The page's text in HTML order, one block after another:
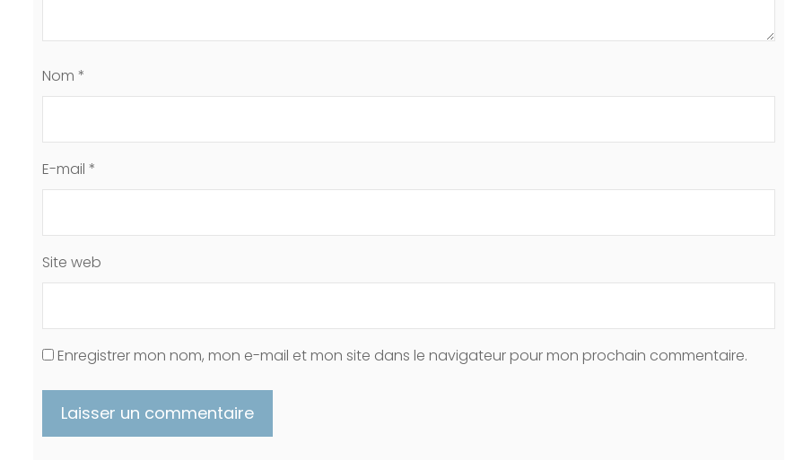
Nom *
E-mail *
Site web
Enregistrer mon nom, mon e-mail et mon site dans le navigateur pour mon prochain commentaire.